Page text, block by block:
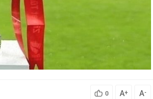
0 A+ A-